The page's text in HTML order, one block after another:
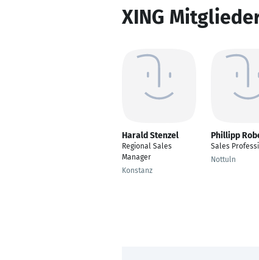
XING
Harald Stenzel
Regional Sales
Manager
Konstanz
Phillipp
Sales
Nottuln